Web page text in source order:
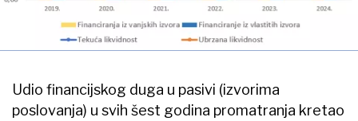
Udio financijskog duga u pasivi (izvorima
poslovanja) u svih šest godina promatranja kretao